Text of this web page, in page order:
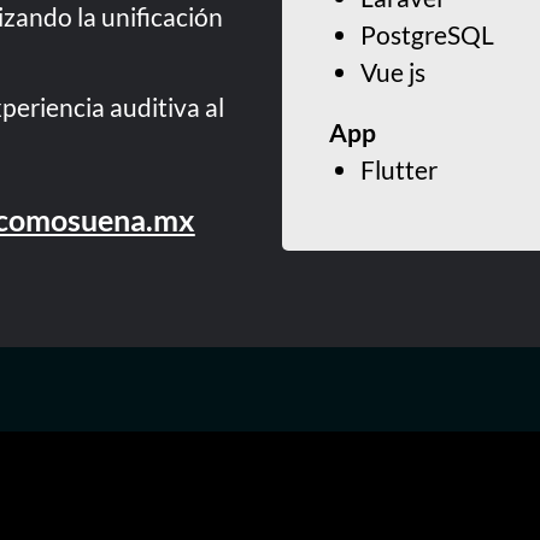
la unificación
auditiva al
PostgreSQL
Vue js
App
Flutter